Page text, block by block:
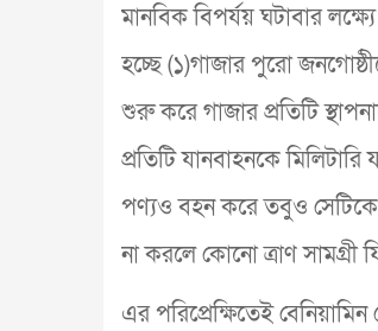
মানবিক বিপর্যয় ঘটাবার
হচ্ছে (১)গাজার পুরো
শুরু করে গাজার প্রতিটি
প্রতিটি যানবাহনকে
পণ্যও বহন করে তবুও সেটিকে
না করলে কোনো ত্রাণ সামগ্রী
এর পরিপ্রেক্ষিতেই